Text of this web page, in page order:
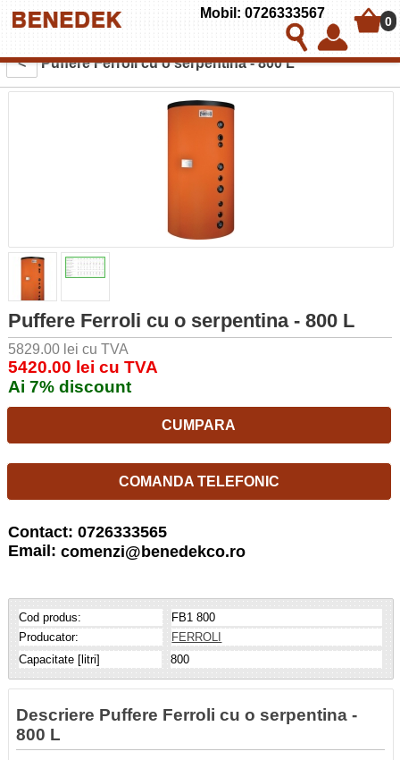
Mobil: 0726333567
0
< Puffere Ferroli cu o serpentina - 800 L
Puffere Ferroli cu o serpentina - 800 L
5829.00 lei cu TVA
5420.00 lei cu TVA
Ai 7% discount
CUMPARA
COMANDA TELEFONIC
Contact: 0726333565
Email: comenzi@benedekco.ro
Cod produs:
FB1 800
Producator:
FERROLI
Capacitate [litri]
800
Descriere Puffere Ferroli cu o serpentina -
800 L